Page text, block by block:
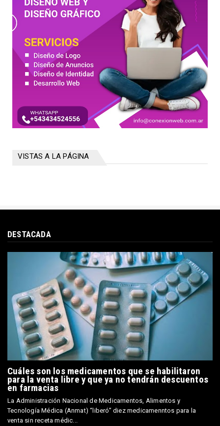
VISTAS A LA PÁGINA
DESTACADA
Cuáles son los medicamentos que se habilitaron
para la venta libre y que ya no tendrán descuentos
en farmacias
La Administración Nacional de Medicamentos, Alimentos y
Tecnología Médica (Anmat) “liberó” diez medicamenntos para la
venta sin receta médic...